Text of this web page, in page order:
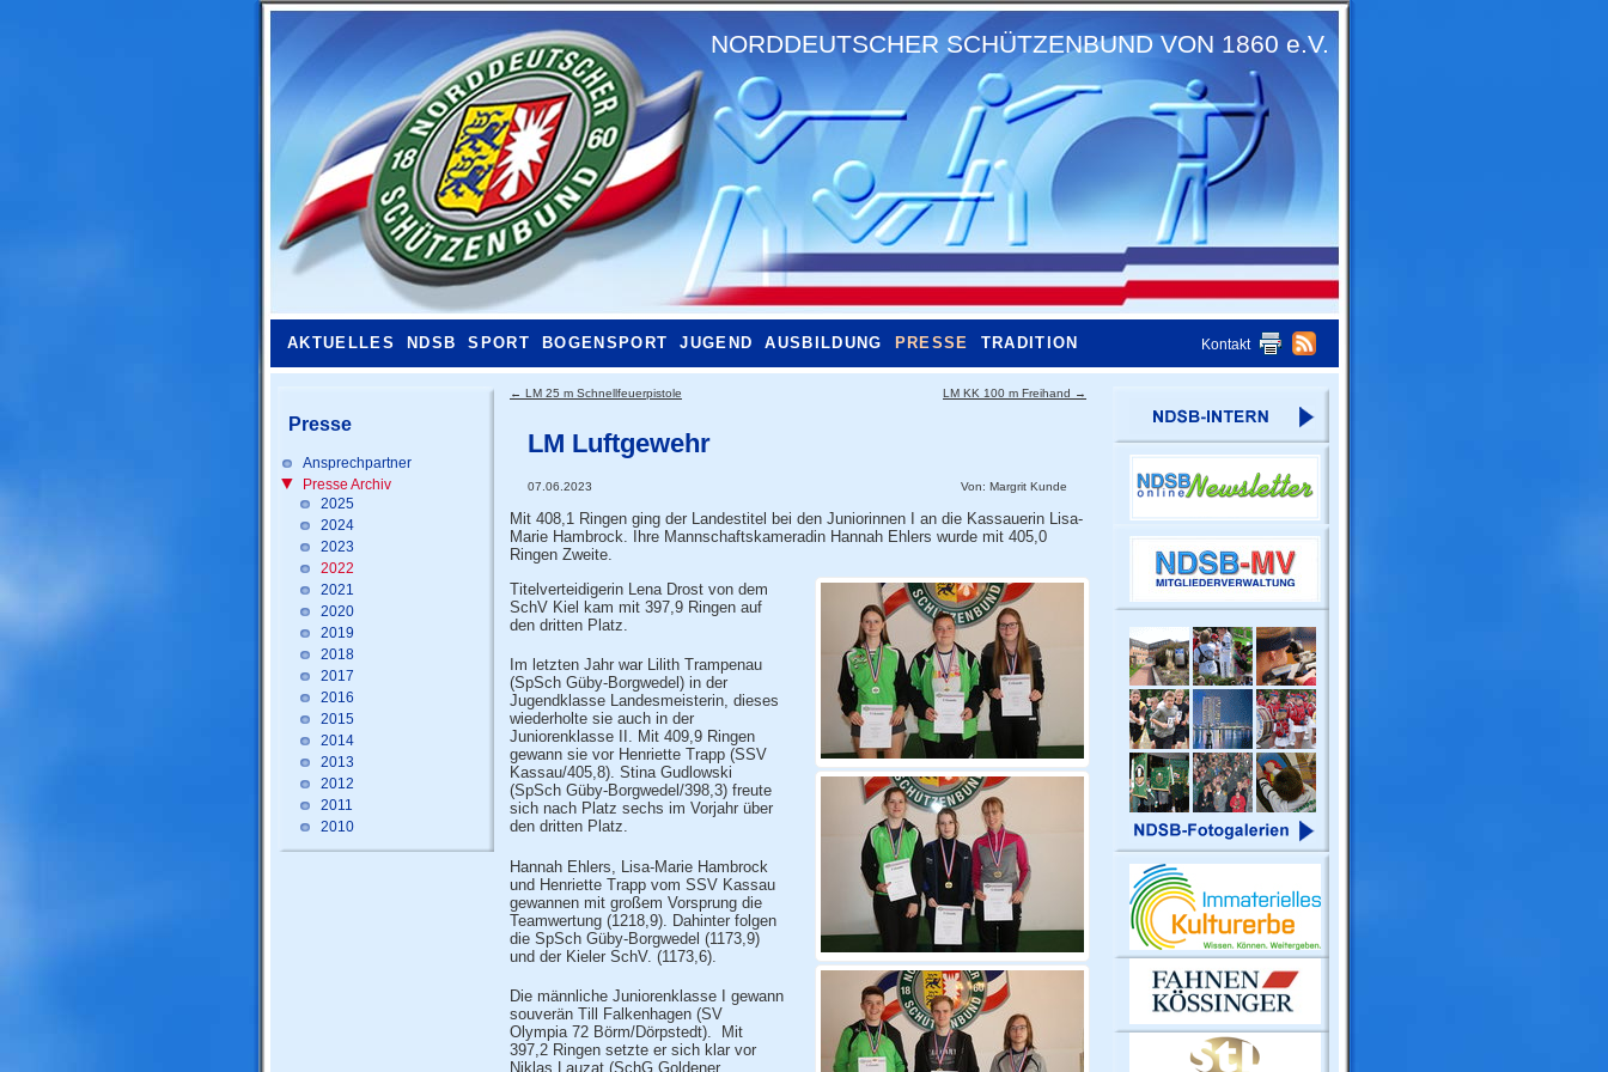
NORDDEUTSCHER SCHÜTZENBUND VON 1860 e.V.
AKTUELLES NDSB SPORT BOGENSPORT JUGEND AUSBILDUNG PRESSE TRADITION Kontakt
Presse
Ansprechpartner
Presse Archiv
2025
2024
2023
2022
2021
2020
2019
2018
2017
2016
2015
2014
2013
2012
2011
2010
← LM 25 m Schnellfeuerpistole LM KK 100 m Freihand →
LM Luftgewehr
07.06.2023 Von: Margrit Kunde
Mit 408,1 Ringen ging der Landestitel bei den Juniorinnen I an die Kassauerin Lisa-
Marie Hambrock. Ihre Mannschaftskameradin Hannah Ehlers wurde mit 405,0
Ringen Zweite.
Titelverteidigerin Lena Drost von dem
SchV Kiel kam mit 397,9 Ringen auf
den dritten Platz.
Im letzten Jahr war Lilith Trampenau
(SpSch Güby-Borgwedel) in der
Jugendklasse Landesmeisterin, dieses
wiederholte sie auch in der
Juniorenklasse II. Mit 409,9 Ringen
gewann sie vor Henriette Trapp (SSV
Kassau/405,8). Stina Gudlowski
(SpSch Güby-Borgwedel/398,3) freute
sich nach Platz sechs im Vorjahr über
den dritten Platz.
Hannah Ehlers, Lisa-Marie Hambrock
und Henriette Trapp vom SSV Kassau
gewannen mit großem Vorsprung die
Teamwertung (1218,9). Dahinter folgen
die SpSch Güby-Borgwedel (1173,9)
und der Kieler SchV. (1173,6).
Die männliche Juniorenklasse I gewann
souverän Till Falkenhagen (SV
Olympia 72 Börm/Dörpstedt). Mit
397,2 Ringen setzte er sich klar vor
Niklas Lauzat (SchG Goldener